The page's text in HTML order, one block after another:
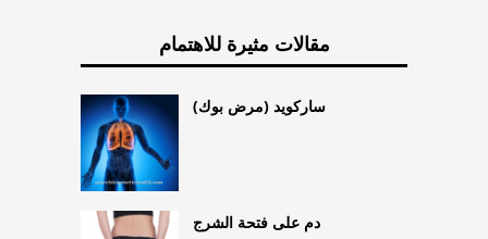
مقالات مثيرة للاهتمام
ساركويد (مرض بوك)
دم على فتحة الشرج